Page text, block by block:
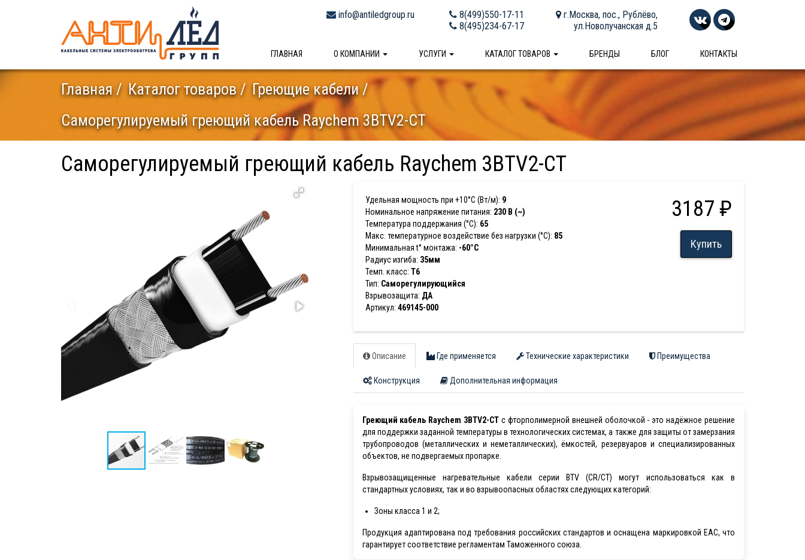
info@antiledgroup.ru
8(499)550-17-11
8(495)234-67-17
г.Москва, пос., Рублёво,
ул.Новолучанская д.5
ГЛАВНАЯ О КОМПАНИИ УСЛУГИ КАТАЛОГ ТОВАРОВ БРЕНДЫ БЛОГ КОНТАКТЫ
Главная Каталог товаров
Греющие кабели
Саморегулируемый греющий кабель Raychem 3BTV2-CT
Саморегулируемый греющий кабель Raychem 3BTV2-CT
Удельная мощность при +10°С (Вт/м): 9
Номинальное напряжение питания: 230 В (~)
Температура поддержания (°С): 65
Макс. температурное воздействие без нагрузки (°С): 85
Минимальная t° монтажа: -60°С
Радиус изгиба: 35мм
Темп. класс: T6
Тип: Саморегулирующийся
Взрывозащита: ДА
Артикул: 469145-000
3187 ₽
Купить
Описание Где применяется Технические характеристики Преимущества
Конструкция Дополнительная информация
Греющий кабель Raychem 3BTV2-CT с фторполимерной внешней оболочкой - это надёжное решение
для поддержки заданной температуры в технологических системах, а также для защиты от замерзания
трубопроводов (металлических и неметаллических), ёмкостей, резервуаров и специализированных
объектов, не подвергаемых пропарке.
Взрывозащищенные нагревательные кабели серии BTV (CR/CT) могут использоваться как в
стандартных условиях, так и во взрывоопасных областях следующих категорий:
Зоны класса 1 и 2;
Продукция адаптирована под требования российских стандартов и оснащена маркировкой ЕАС, что
гарантирует соответствие регламентам Таможенного союза.